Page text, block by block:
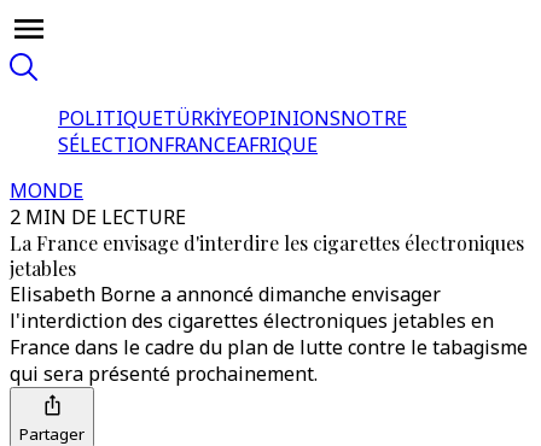
POLITIQUETÜRKİYEOPINIONSNOTRE
SÉLECTIONFRANCEAFRIQUE
MONDE
2 MIN DE LECTURE
La France envisage d'interdire les cigarettes électroniques
jetables
Elisabeth Borne a annoncé dimanche envisager
l'interdiction des cigarettes électroniques jetables en
France dans le cadre du plan de lutte contre le tabagisme
qui sera présenté prochainement.
Partager